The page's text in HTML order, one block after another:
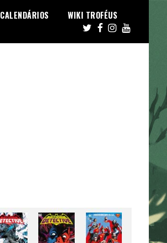
CALENDÁRIOS WIKI TROFÉUS